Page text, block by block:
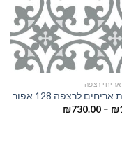
רצפה
לרצפה 128 אפור
₪
–
₪730.00